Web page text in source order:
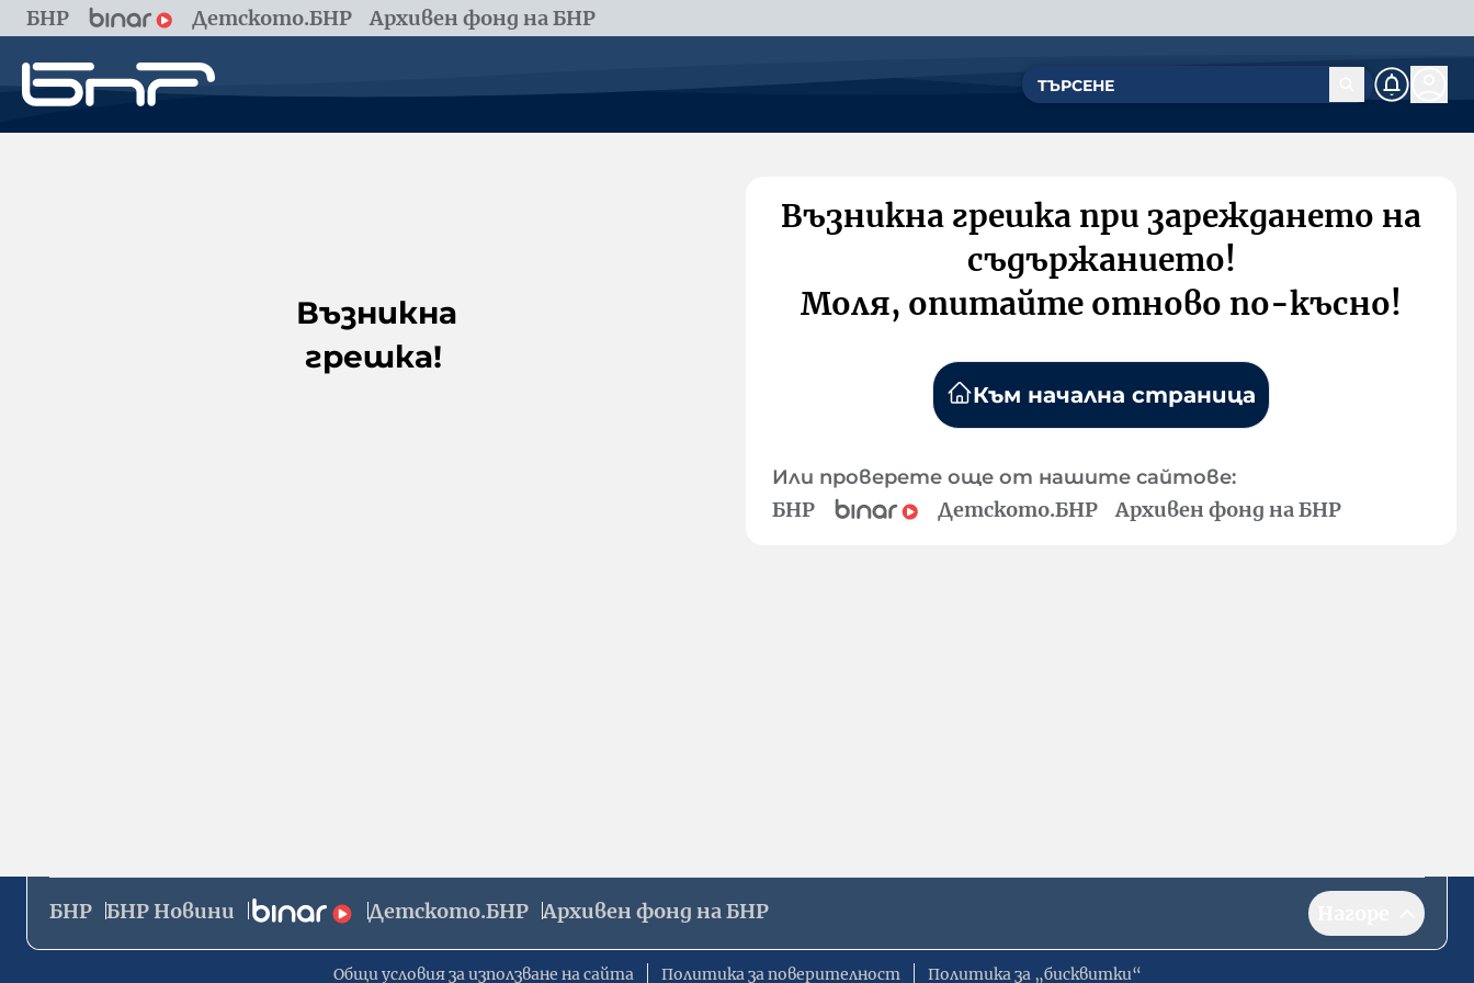
БНР Детското.БНР Архивен фонд на БНР
Възникна
грешка!
Възникна грешка при зареждането на
съдържанието!
Моля, опитайте отново по-късно!
Към начална страница
Или проверете още от нашите сайтове:
БНР Детското.БНР Архивен фонд на БНР
БНР БНР Новини Детското.БНР Архивен фонд на БНР
Общи условия за използване на сайта Политика за поверителност Политика за „бисквитки“